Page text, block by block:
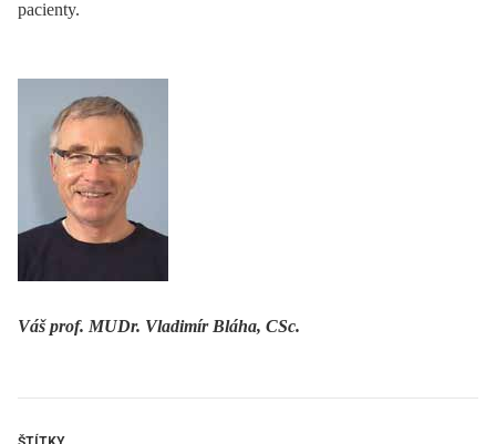
pacienty.
Váš prof. MUDr. Vladimír Bláha, CSc.